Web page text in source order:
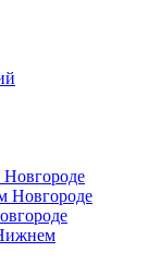
Новгороде